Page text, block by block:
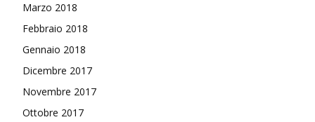
Marzo 2018
Febbraio 2018
Gennaio 2018
Dicembre 2017
Novembre 2017
Ottobre 2017